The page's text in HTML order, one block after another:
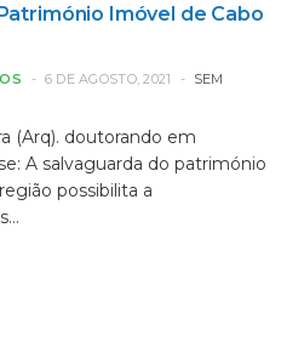
Imóvel de Cabo
6 DE AGOSTO, 2021
SEM
(Arq). doutorando em
A salvaguarda do património
possibilita a